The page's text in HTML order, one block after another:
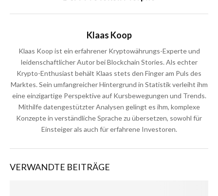
Klaas Koop
Klaas Koop ist ein erfahrener Kryptowährungs-Experte und
leidenschaftlicher Autor bei Blockchain Stories. Als echter
Krypto-Enthusiast behält Klaas stets den Finger am Puls des
Marktes. Sein umfangreicher Hintergrund in Statistik verleiht ihm
eine einzigartige Perspektive auf Kursbewegungen und Trends.
Mithilfe datengestützter Analysen gelingt es ihm, komplexe
Konzepte in verständliche Sprache zu übersetzen, sowohl für
Einsteiger als auch für erfahrene Investoren.
VERWANDTE BEITRÄGE